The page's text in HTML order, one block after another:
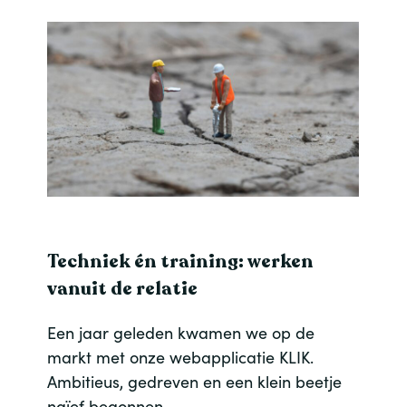
Techniek én training: werken
vanuit de relatie
Een jaar geleden kwamen we op de
markt met onze webapplicatie KLIK.
Ambitieus, gedreven en een klein beetje